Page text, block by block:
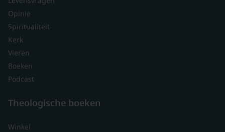
Opinie
Spiritualiteit
Kerk
Vieren
Boeken
Podcast
Theologische boeken
Winkel